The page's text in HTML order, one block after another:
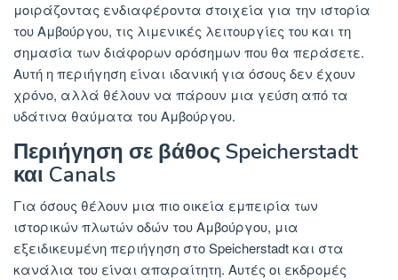
μοιράζοντας ενδιαφέροντα στοιχεία για την ιστορία
του Αμβούργου, τις λιμενικές λειτουργίες του και τη
σημασία των διάφορων ορόσημων που θα περάσετε.
Αυτή η περιήγηση είναι ιδανική για όσους δεν έχουν
χρόνο, αλλά θέλουν να πάρουν μια γεύση από τα
υδάτινα θαύματα του Αμβούργου.
Περιήγηση σε βάθος Speicherstadt
και Canals
Για όσους θέλουν μια πιο οικεία εμπειρία των
ιστορικών πλωτών οδών του Αμβούργου, μια
εξειδικευμένη περιήγηση στο Speicherstadt και στα
κανάλια του είναι απαραίτητη. Αυτές οι εκδρομές